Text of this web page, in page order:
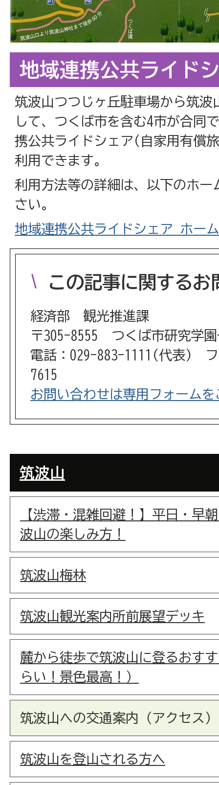
地域連携公共ライド
筑波山つつじヶ丘駐車場から筑波
して、つくば市を含む4市が合同
携公共ライドシェア(自家用有償
利用できます。
利用方法等の詳細は、以下のホー
さい。
地域連携公共ライドシェア ホー
この記事に関するお
経済部 観光推進課
〒305-8555 つくば市研究学園
電話：029-883-1111(代表)
7615
お問い合わせは専用フォーム
筑波山
【渋滞・混雑回避！】平日・早
波山の楽しみ方！
筑波山梅林
筑波山観光案内所前展望デッキ
麓から徒歩で筑波山に登るおす
らい！景色最高！）
筑波山への交通案内（アクセス）
筑波山を登山される方へ